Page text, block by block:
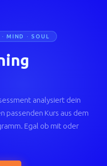
MIND · SOUL
analysiert dein
passenden Kurs aus dem
Egal ob mit oder